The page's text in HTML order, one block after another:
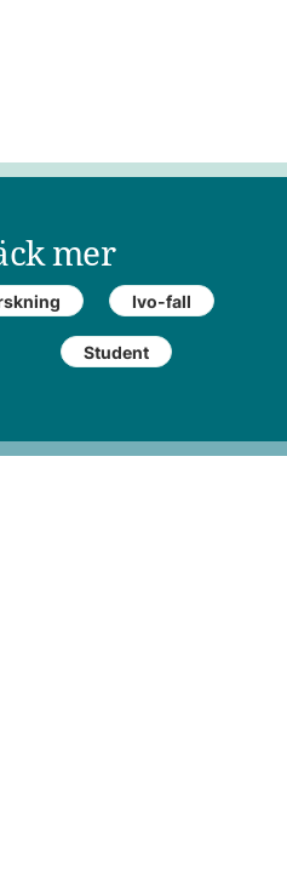
mer
Ivo-fall
Student